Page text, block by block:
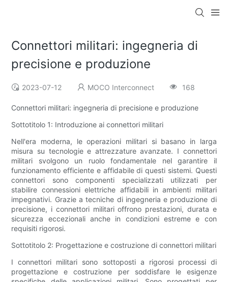
Connettori militari: ingegneria di
precisione e produzione
2023-07-12 MOCO Interconnect 168
Connettori militari: ingegneria di precisione e produzione
Sottotitolo 1: Introduzione ai connettori militari
Nell'era moderna, le operazioni militari si basano in larga
misura su tecnologie e attrezzature avanzate. I connettori
militari svolgono un ruolo fondamentale nel garantire il
funzionamento efficiente e affidabile di questi sistemi. Questi
connettori sono componenti specializzati utilizzati per
stabilire connessioni elettriche affidabili in ambienti militari
impegnativi. Grazie a tecniche di ingegneria e produzione di
precisione, i connettori militari offrono prestazioni, durata e
sicurezza eccezionali anche in condizioni estreme e con
requisiti rigorosi.
Sottotitolo 2: Progettazione e costruzione di connettori militari
I connettori militari sono sottoposti a rigorosi processi di
progettazione e costruzione per soddisfare le esigenze